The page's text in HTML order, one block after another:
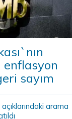
enflasyon
sayım
arama